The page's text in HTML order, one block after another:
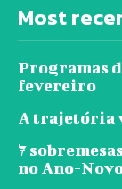
Most
Programas
fevereiro
A trajetória
7
no Ano-